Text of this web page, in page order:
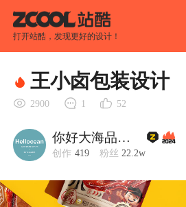
打开站酷，发现更好的设计！
王小卤包装设计
2900 1 52
你好大海品牌设计
创作 419 粉丝 22.2w